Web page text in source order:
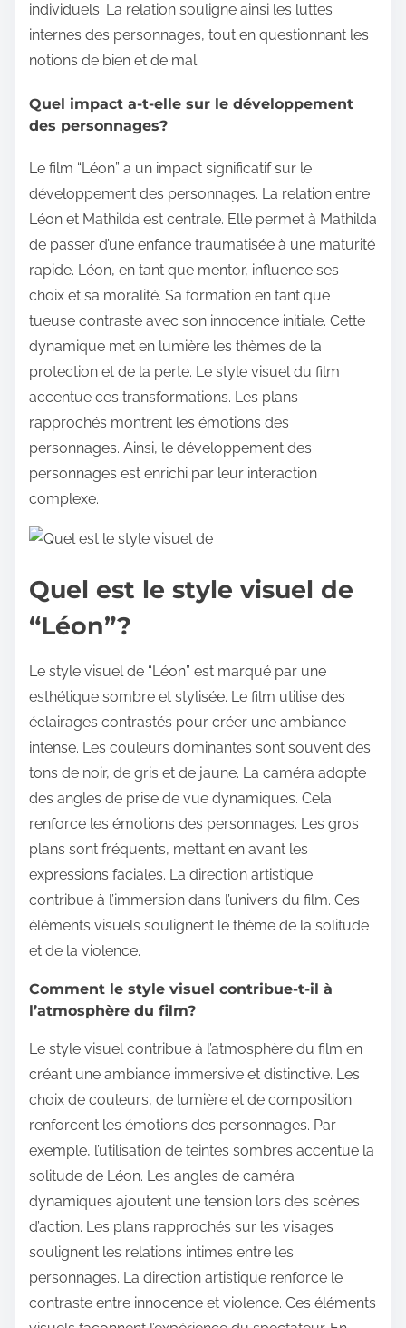
individuels. La relation souligne ainsi les luttes
internes des personnages, tout en questionnant les
notions de bien et de mal.
Quel impact a-t-elle sur le développement
des personnages?
Le film “Léon” a un impact significatif sur le
développement des personnages. La relation entre
Léon et Mathilda est centrale. Elle permet à Mathilda
de passer d’une enfance traumatisée à une maturité
rapide. Léon, en tant que mentor, influence ses
choix et sa moralité. Sa formation en tant que
tueuse contraste avec son innocence initiale. Cette
dynamique met en lumière les thèmes de la
protection et de la perte. Le style visuel du film
accentue ces transformations. Les plans
rapprochés montrent les émotions des
personnages. Ainsi, le développement des
personnages est enrichi par leur interaction
complexe.
Quel est le style visuel de
“Léon”?
Le style visuel de “Léon” est marqué par une
esthétique sombre et stylisée. Le film utilise des
éclairages contrastés pour créer une ambiance
intense. Les couleurs dominantes sont souvent des
tons de noir, de gris et de jaune. La caméra adopte
des angles de prise de vue dynamiques. Cela
renforce les émotions des personnages. Les gros
plans sont fréquents, mettant en avant les
expressions faciales. La direction artistique
contribue à l’immersion dans l’univers du film. Ces
éléments visuels soulignent le thème de la solitude
et de la violence.
Comment le style visuel contribue-t-il à
l’atmosphère du film?
Le style visuel contribue à l’atmosphère du film en
créant une ambiance immersive et distinctive. Les
choix de couleurs, de lumière et de composition
renforcent les émotions des personnages. Par
exemple, l’utilisation de teintes sombres accentue la
solitude de Léon. Les angles de caméra
dynamiques ajoutent une tension lors des scènes
d’action. Les plans rapprochés sur les visages
soulignent les relations intimes entre les
personnages. La direction artistique renforce le
contraste entre innocence et violence. Ces éléments